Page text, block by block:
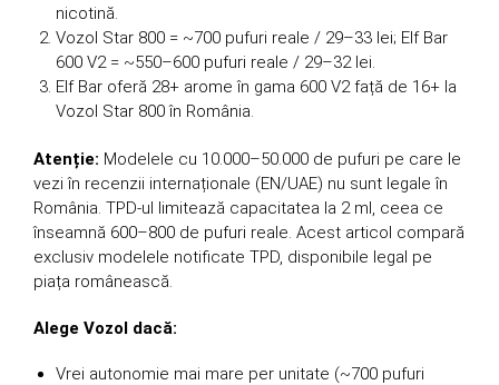
nicotină.
Vozol Star 800 = ~700 pufuri reale / 29–33 lei; Elf Bar
600 V2 = ~550–600 pufuri reale / 29–32 lei.
Elf Bar oferă 28+ arome în gama 600 V2 față de 16+ la
Vozol Star 800 în România.
Atenție: Modelele cu 10.000–50.000 de pufuri pe care le
vezi în recenzii internaționale (EN/UAE) nu sunt legale în
România. TPD-ul limitează capacitatea la 2 ml, ceea ce
înseamnă 600–800 de pufuri reale. Acest articol compară
exclusiv modelele notificate TPD, disponibile legal pe
piața românească.
Alege Vozol dacă:
Vrei autonomie mai mare per unitate (~700 pufuri